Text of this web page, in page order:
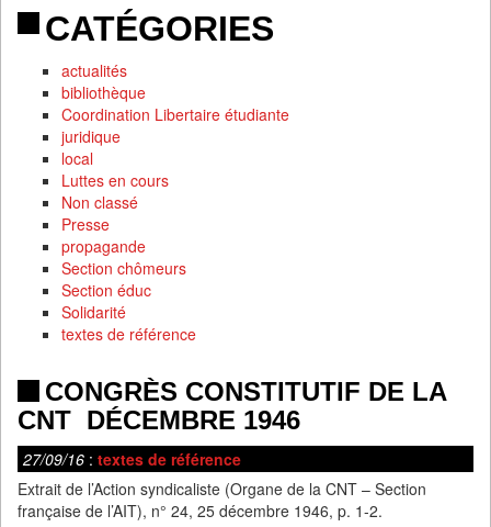
CATÉGORIES
actualités
bibliothèque
Coordination Libertaire étudiante
juridique
local
Luttes en cours
Non classé
Presse
propagande
Section chômeurs
Section éduc
Solidarité
textes de référence
CONGRÈS CONSTITUTIF DE LA
CNT DÉCEMBRE 1946
27/09/16 : textes de référence
Extrait de l’Action syndicaliste (Organe de la CNT – Section
française de l’AIT), n° 24, 25 décembre 1946, p. 1-2.